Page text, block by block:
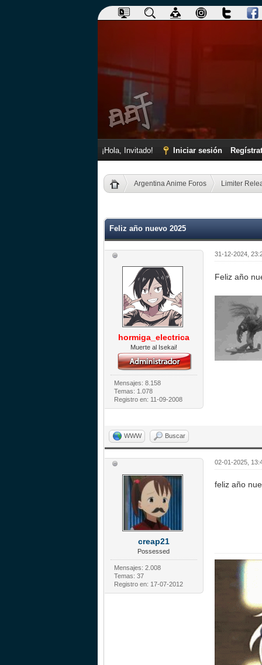
¡Hola, Invitado! Iniciar sesión
Argentina Anime Foros Limiter
Feliz año nuevo 2025
hormiga_electrica
Muerte al Isekai!
Mensajes: 8.158
Temas: 1.078
Registro en: 11-09-2008
31-12-2024,
Feliz año
WWW Buscar
creap21
Possessed
Mensajes: 2.008
Temas: 37
Registro en: 17-07-2012
02-01-2025,
feliz año